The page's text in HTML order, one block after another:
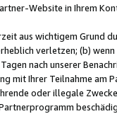
Website in Ihrem
aus wichtigem Grund
verletzen; (b)
nach unserer
mit Ihrer Teilnahme am
oder illegale